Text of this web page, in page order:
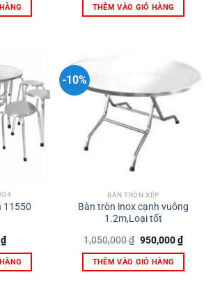
THÊM VÀO GIỎ HÀNG
11550
₫
-10%
BÀN TRÒN XẾP
Bàn tròn inox cạnh vuông
1.2m,Loại tốt
1,050,000₫ Giá
là:
1,050,000 ₫.
950,000₫Giá
hiện
tại
THÊM VÀO GIỎ HÀNG